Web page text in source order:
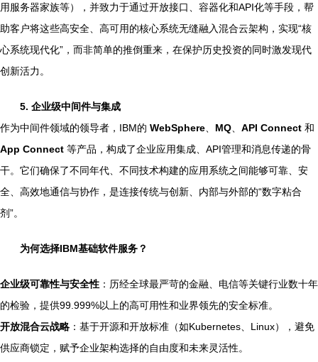
用服务器家族等），并致力于通过开放接口、容器化和API化等手段，帮
助客户将这些高安全、高可用的核心系统无缝融入混合云架构，实现“核
心系统现代化”，而非简单的推倒重来，在保护历史投资的同时激发现代
创新活力。
5. 企业级中间件与集成
作为中间件领域的领导者，IBM的 WebSphere MQ API Connect 和
App Connect 等产品，构成了企业应用集成、API管理和消息传递的骨
干。它们确保了不同年代、不同技术构建的应用系统之间能够可靠、安
全、高效地通信与协作，是连接传统与创新、内部与外部的“数字粘合
剂”。
为何选择IBM基础软件服务？
企业级可靠性与安全性 ：历经全球最严苛的金融、电信等关键行业数十年
的检验，提供99.999%以上的高可用性和业界领先的安全标准。
开放混合云战略 ：基于开源和开放标准（如Kubernetes、Linux），避免
供应商锁定，赋予企业架构选择的自由度和未来灵活性。